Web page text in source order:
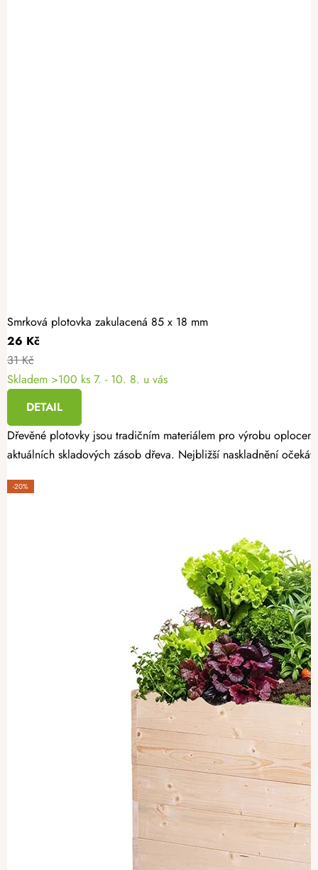
Smrková plotovka zakulacená 85 x 18 mm
26 Kč
31 Kč
Skladem >100 ks 7. - 10. 8. u vás
DETAIL
Dřevěné plotovky jsou tradičním materiálem pro výrobu
aktuálních skladových zásob dřeva. Nejbližší naskladnění
-20%